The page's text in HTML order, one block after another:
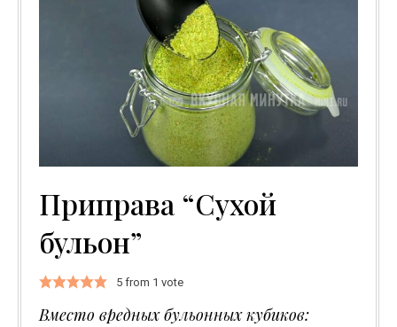
Приправа “Сухой
бульон”
5from 1 vote
Вместо вредных бульонных кубиков: